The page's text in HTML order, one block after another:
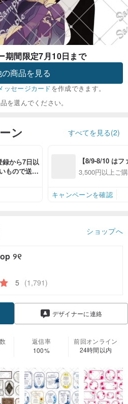
期間限定7月10日まで
商品を見る
ッセージカードを作成できます。
を選んでください。
ン すべてを見る(2)
録から7日以
もので送料
【8/9-8/10 は
員感謝デー】ア
全品対象7％
3,500円以上ご
キャンペーンを確認
ショップへ
୨୧
5 (1,791)
デザイナーに連絡
返信率
100%
前回オンライン
24時間以内